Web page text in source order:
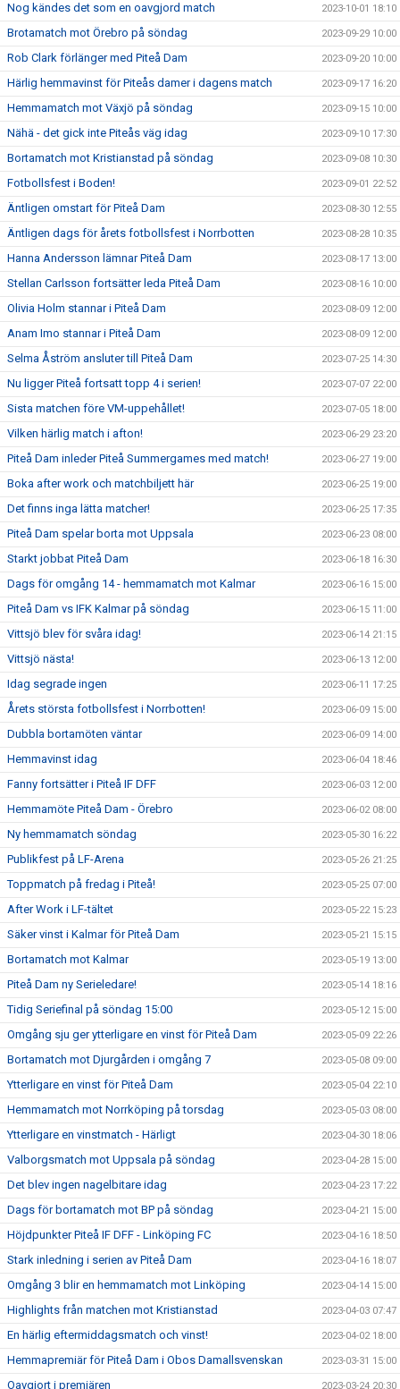
Nog kändes det som en oavgjord match 2023-10-01 18:10
Brotamatch mot Örebro på söndag 2023-09-29 10:00
Rob Clark förlänger med Piteå Dam 2023-09-20 10:00
Härlig hemmavinst för Piteås damer i dagens match 2023-09-17 16:20
Hemmamatch mot Växjö på söndag 2023-09-15 10:00
Nähä - det gick inte Piteås väg idag 2023-09-10 17:30
Bortamatch mot Kristianstad på söndag 2023-09-08 10:30
Fotbollsfest i Boden! 2023-09-01 22:52
Äntligen omstart för Piteå Dam 2023-08-30 12:55
Äntligen dags för årets fotbollsfest i Norrbotten 2023-08-28 10:35
Hanna Andersson lämnar Piteå Dam 2023-08-17 13:00
Stellan Carlsson fortsätter leda Piteå Dam 2023-08-16 10:00
Olivia Holm stannar i Piteå Dam 2023-08-09 12:00
Anam Imo stannar i Piteå Dam 2023-08-09 12:00
Selma Åström ansluter till Piteå Dam 2023-07-25 14:30
Nu ligger Piteå fortsatt topp 4 i serien! 2023-07-07 22:00
Sista matchen före VM-uppehållet! 2023-07-05 18:00
Vilken härlig match i afton! 2023-06-29 23:20
Piteå Dam inleder Piteå Summergames med match! 2023-06-27 19:00
Boka after work och matchbiljett här 2023-06-25 19:00
Det finns inga lätta matcher! 2023-06-25 17:35
Piteå Dam spelar borta mot Uppsala 2023-06-23 08:00
Starkt jobbat Piteå Dam 2023-06-18 16:30
Dags för omgång 14 - hemmamatch mot Kalmar 2023-06-16 15:00
Piteå Dam vs IFK Kalmar på söndag 2023-06-15 11:00
Vittsjö blev för svåra idag! 2023-06-14 21:15
Vittsjö nästa! 2023-06-13 12:00
Idag segrade ingen 2023-06-11 17:25
Årets största fotbollsfest i Norrbotten! 2023-06-09 15:00
Dubbla bortamöten väntar 2023-06-09 14:00
Hemmavinst idag 2023-06-04 18:46
Fanny fortsätter i Piteå IF DFF 2023-06-03 12:00
Hemmamöte Piteå Dam - Örebro 2023-06-02 08:00
Ny hemmamatch söndag 2023-05-30 16:22
Publikfest på LF-Arena 2023-05-26 21:25
Toppmatch på fredag i Piteå! 2023-05-25 07:00
After Work i LF-tältet 2023-05-22 15:23
Säker vinst i Kalmar för Piteå Dam 2023-05-21 15:15
Bortamatch mot Kalmar 2023-05-19 13:00
Piteå Dam ny Serieledare! 2023-05-14 18:16
Tidig Seriefinal på söndag 15:00 2023-05-12 15:00
Omgång sju ger ytterligare en vinst för Piteå Dam 2023-05-09 22:26
Bortamatch mot Djurgården i omgång 7 2023-05-08 09:00
Ytterligare en vinst för Piteå Dam 2023-05-04 22:10
Hemmamatch mot Norrköping på torsdag 2023-05-03 08:00
Ytterligare en vinstmatch - Härligt 2023-04-30 18:06
Valborgsmatch mot Uppsala på söndag 2023-04-28 15:00
Det blev ingen nagelbitare idag 2023-04-23 17:22
Dags för bortamatch mot BP på söndag 2023-04-21 15:00
Höjdpunkter Piteå IF DFF - Linköping FC 2023-04-16 18:50
Stark inledning i serien av Piteå Dam 2023-04-16 18:07
Omgång 3 blir en hemmamatch mot Linköping 2023-04-14 15:00
Highlights från matchen mot Kristianstad 2023-04-03 07:47
En härlig eftermiddagsmatch och vinst! 2023-04-02 18:00
Hemmapremiär för Piteå Dam i Obos Damallsvenskan 2023-03-31 15:00
Oavgjort i premiären 2023-03-24 20:30